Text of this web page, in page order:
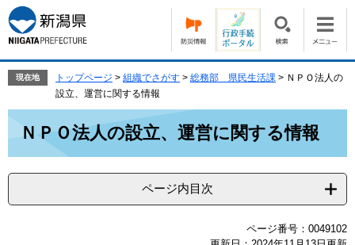
ー
ジ
の
で
ニ
ュ
ー
ば
本
文
現在地 トップページ > 組織でさがす > 総務部 県民生活課 > ＮＰＯ法人の
設立、運営に関する情報
ＮＰＯ法人の設立、運営に関する情報
ページ内目次
ページ番号：0049102